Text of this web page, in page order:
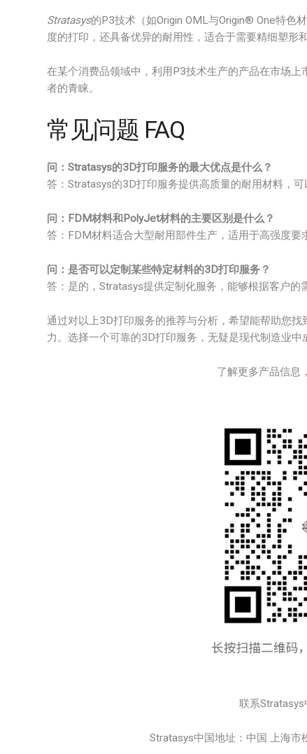
Stratasys的P3技术（如Origin OML与Origin® One特色
度的打印，还具备优异的耐用性，适合于需要精细塑形
在某个消费品领域中，利用P3技术生产的产品在市场
者的青睐。
常见问题 FAQ
问：Stratasys的3D打印服务的最大优点是什么？
答：Stratasys的3D打印服务提供高质量的耐用材料，
问：FDM材料和PolyJet材料的主要区别是什么？
答：FDM材料适合大型耐用部件生产，适用于高强度要
问：是否可以定制某些特定材料的3D打印服务？
答：是的，Stratasys提供定制化服务，能够根据客户的
通过对以上3D打印服务的推荐与分析，希望能帮助您
力。选择一个可靠的3D打印服务，无疑是现代制造业中
了解更多产品信息
联系
Stratasys中国地址：中国 上海